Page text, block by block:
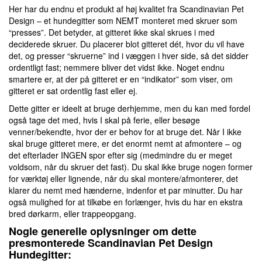
Her har du endnu et produkt af høj kvalitet fra Scandinavian Pet
Design – et hundegitter som NEMT monteret med skruer som
“presses”. Det betyder, at gitteret ikke skal skrues i med
deciderede skruer. Du placerer blot gitteret dét, hvor du vil have
det, og presser “skruerne” ind i væggen i hver side, så det sidder
ordentligt fast; nemmere bliver det vidst ikke. Noget endnu
smartere er, at der på gitteret er en “indikator” som viser, om
gitteret er sat ordentlig fast eller ej.
Dette gitter er ideelt at bruge derhjemme, men du kan med fordel
også tage det med, hvis I skal på ferie, eller besøge
venner/bekendte, hvor der er behov for at bruge det. Når I ikke
skal bruge gitteret mere, er det enormt nemt at afmontere – og
det efterlader INGEN spor efter sig (medmindre du er meget
voldsom, når du skruer det fast). Du skal ikke bruge nogen former
for værktøj eller lignende, når du skal montere/afmonterer, det
klarer du nemt med hænderne, indenfor et par minutter. Du har
også mulighed for at tilkøbe en forlænger, hvis du har en ekstra
bred dørkarm, eller trappeopgang.
Nogle generelle oplysninger om dette
presmonterede Scandinavian Pet Design
Hundegitter: